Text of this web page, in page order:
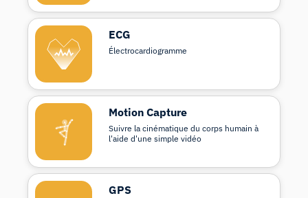
ECG
Électrocardiogramme
Motion Capture
Suivre la cinématique du corps humain à
l'aide d'une simple vidéo
GPS